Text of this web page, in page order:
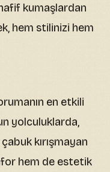
kumaşlardan
hem stilinizi hem
en etkili
yolculuklarda,
kırışmayan
hem de estetik